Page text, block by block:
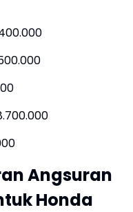
Angsuran
Honda